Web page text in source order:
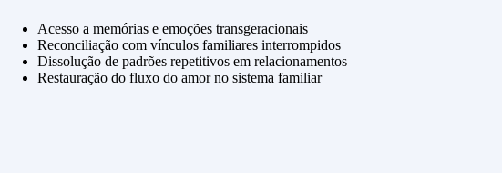
Acesso a memórias e emoções transgeracionais
Reconciliação com vínculos familiares interrompidos
Dissolução de padrões repetitivos em relacionamentos
Restauração do fluxo do amor no sistema familiar